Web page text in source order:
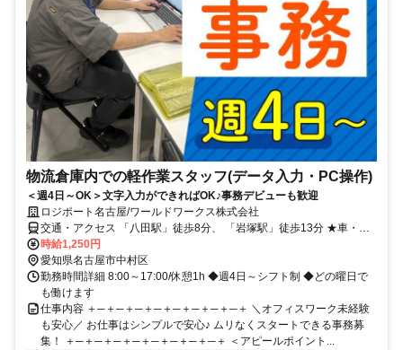
物流倉庫内での軽作業スタッフ(データ入力・PC操作)
＜週4日～OK＞文字入力ができればOK♪事務デビューも歓迎
ロジポート名古屋/ワールドワークス株式会社
交通・アクセス 「八田駅」徒歩8分、 「岩塚駅」徒歩13分 ★車・バ
イク通勤OK
時給1,250円
愛知県名古屋市中村区
勤務時間詳細 8:00～17:00/休憩1h ◆週4日～シフト制 ◆どの曜日で
も働けます
仕事内容 ＋─＋─＋─＋─＋─＋─＋─＋─＋ ＼オフィスワーク未経験
も安心／ お仕事はシンプルで安心♪ ムリなくスタートできる事務募
集！ ＋─＋─＋─＋─＋─＋─＋─＋─＋ ＜アピールポイント...